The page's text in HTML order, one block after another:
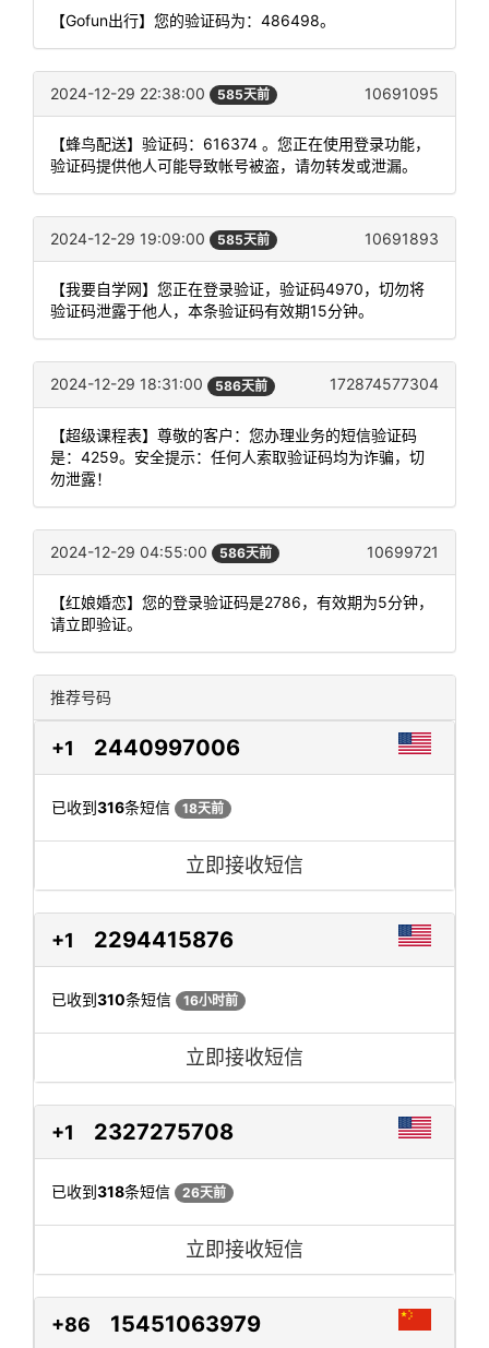
【Gofun出行】您的验证码为：486498。
2024-12-29 22:38:00 585天前 10691095
【蜂鸟配送】验证码：616374 。您正在使用登录功能，
验证码提供他人可能导致帐号被盗，请勿转发或泄漏。
2024-12-29 19:09:00 585天前 10691893
【我要自学网】您正在登录验证，验证码4970，切勿将
验证码泄露于他人，本条验证码有效期15分钟。
2024-12-29 18:31:00 586天前 172874577304
【超级课程表】尊敬的客户：您办理业务的短信验证码
是：4259。安全提示：任何人索取验证码均为诈骗，切
勿泄露！
2024-12-29 04:55:00 586天前 10699721
【红娘婚恋】您的登录验证码是2786，有效期为5分钟，
请立即验证。
推荐号码
+1 2440997006
已收到316条短信 18天前
立即接收短信
+1 2294415876
已收到310条短信 16小时前
立即接收短信
+1 2327275708
已收到318条短信 26天前
立即接收短信
+86 15451063979